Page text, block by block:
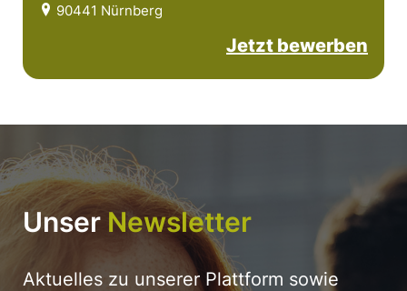
90441 Nürnberg
Jetzt bewerben
Unser Newsletter
Aktuelles zu unserer Plattform sowie